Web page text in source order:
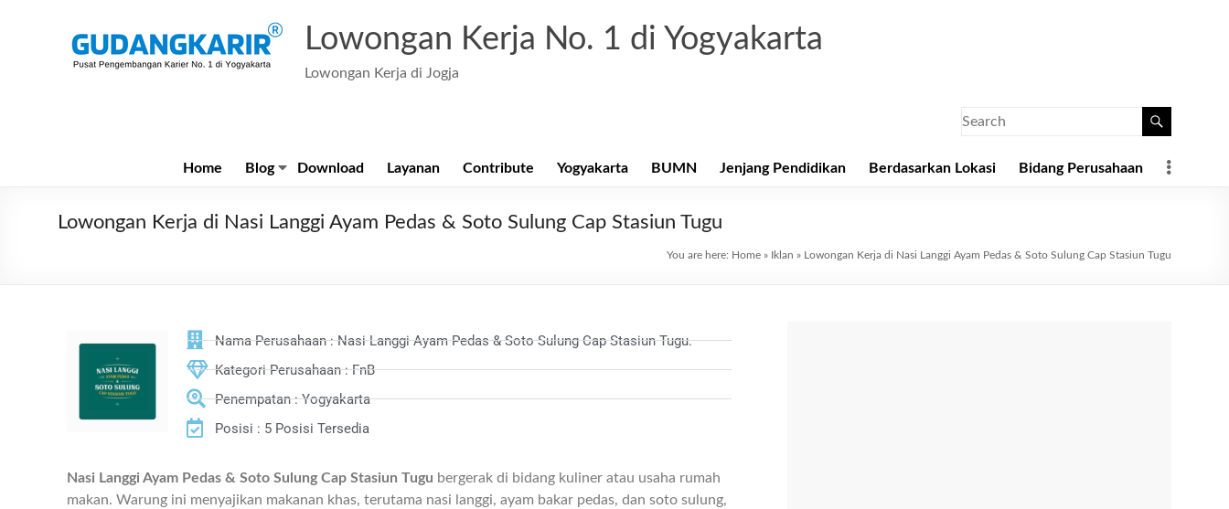
Lowongan Kerja No. 1 di Yogyakarta
Lowongan Kerja di Jogja
Home Blog Download Layanan Contribute Yogyakarta BUMN Jenjang Pendidikan Berdasarkan Lokasi Bidang Perusahaan
Lowongan Kerja di Nasi Langgi Ayam Pedas & Soto Sulung Cap Stasiun Tugu
You are here: Home » Iklan » Lowongan Kerja di Nasi Langgi Ayam Pedas & Soto Sulung Cap Stasiun Tugu
Nama Perusahaan : Nasi Langgi Ayam Pedas & Soto Sulung Cap Stasiun Tugu.
Kategori Perusahaan : FnB
Penempatan : Yogyakarta
Posisi : 5 Posisi Tersedia
Nasi Langgi Ayam Pedas & Soto Sulung Cap Stasiun Tugu bergerak di bidang kuliner atau usaha rumah
makan. Warung ini menyajikan makanan khas, terutama nasi langgi, ayam bakar pedas, dan soto sulung,